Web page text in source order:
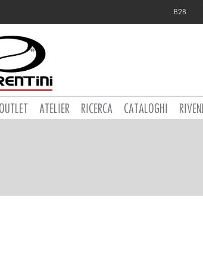
B2B
OUTLET ATELIER RICERCA CATALOGHI